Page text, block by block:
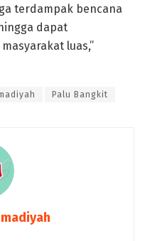
terdampak bencana
dapat
luas,”
Palu Bangkit